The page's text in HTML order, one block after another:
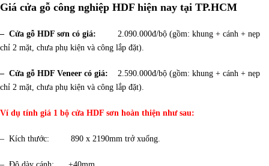
Giá cửa gỗ công nghiệp HDF hiện nay tại TP.HCM
– Cửa gỗ HDF sơn có giá: 2.090.000đ/bộ (gồm: khung + cánh + nẹp
chỉ 2 mặt, chưa phụ kiện và công lắp đặt).
– Cửa gỗ HDF Veneer có giá: 2.590.000đ/bộ (gồm: khung + cánh + nẹp
chỉ 2 mặt, chưa phụ kiện và công lắp đặt).
Ví dụ tính giá 1 bộ cửa HDF sơn hoàn thiện như sau:
– Kích thước: 890 x 2190mm trở xuống.